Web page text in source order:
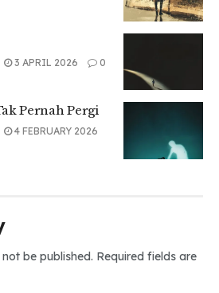
3 APRIL 2026 0
Pernah Pergi
4 FEBRUARY 2026
be published. Required fields are